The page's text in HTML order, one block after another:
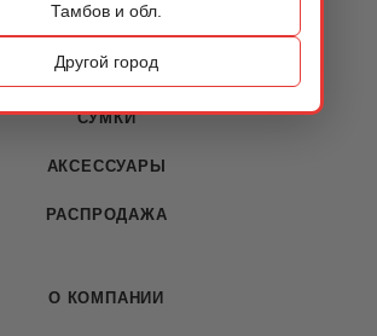
Тамбов и обл.
Другой город
КАТАЛОГ
ОБУВЬ
СУМКИ
АКСЕССУАРЫ
РАСПРОДАЖА
О КОМПАНИИ